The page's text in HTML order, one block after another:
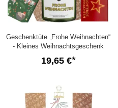
Geschenktüte „Frohe Weihnachten“
- Kleines Weihnachtsgeschenk
(Schneekugel – Set 9)
19,65 €